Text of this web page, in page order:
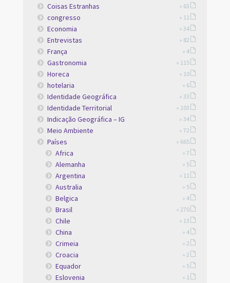
Coisas Estranhas » 63
congresso » 11
Economia » 34
Entrevistas » 82
França » 4
Gastronomia » 115
Horeca » 10
hotelaria » 6
Identidade Geográfica » 33
Identidade Territorial » 103
Indicação Geográfica – IG » 34
Meio Ambiente » 72
Países » 665
Africa » 7
Alemanha » 5
Argentina » 11
Australia » 5
Belgica » 4
Brasil » 270
Chile » 13
China » 4
Crimeia » 2
Croacia » 2
Equador » 5
Eslovenia » 1